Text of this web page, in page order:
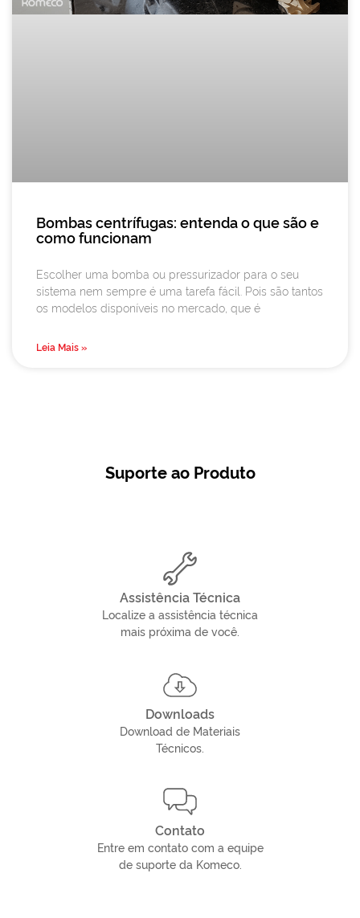
Bombas centrífugas: entenda o que são e
como funcionam
Escolher uma bomba ou pressurizador para o seu
sistema nem sempre é uma tarefa fácil. Pois são tantos
os modelos disponíveis no mercado, que é
Leia Mais »
Suporte ao Produto
Assistência Técnica
Localize a assistência técnica
mais próxima de você.
Downloads
Download de Materiais
Técnicos.
Contato
Entre em contato com a equipe
de suporte da Komeco.